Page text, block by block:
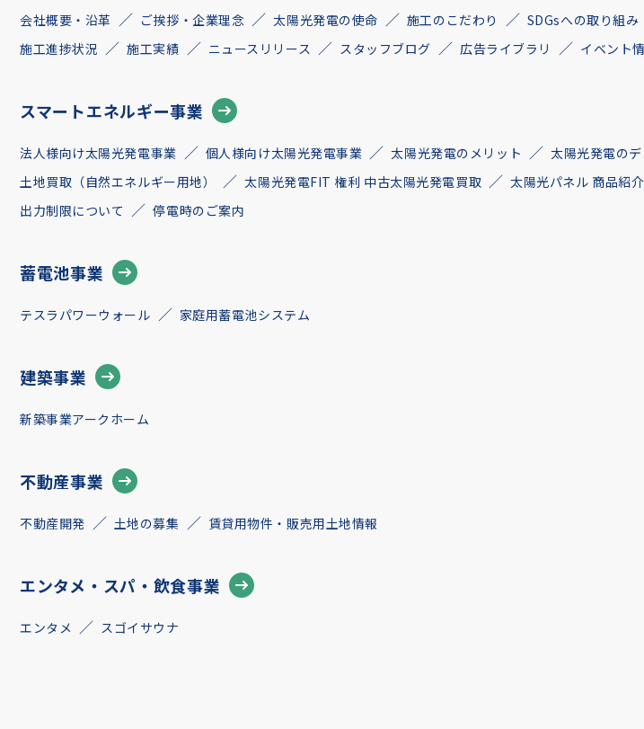
会社概要・沿革 ご挨拶・企業理念 太陽光発電の使命 施工のこだわり SDGsへの取り組み
施工進捗状況
施工実績 ニュースリリース スタッフブログ 広告ライブラリ イベント
スマートエネルギー事業
法人様向け太陽光発電事業 個人様向け太陽光発電事業 太陽光発電のメリット 太陽光発電の
土地買取（自然エネルギー用地）
太陽光発電FIT 権利 中古太陽光発電買取 太陽光パネル 商品紹
出力制限について
停電時のご案内
蓄電池事業
テスラパワーウォール 家庭用蓄電池システム
建築事業
新築事業アークホーム
不動産事業
不動産開発 土地の募集 賃貸用物件・販売用土地情報
エンタメ・スパ・飲食事業
エンタメ スゴイサウナ